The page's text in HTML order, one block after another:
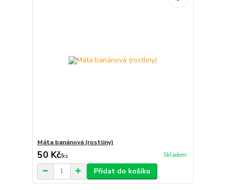
Máta banánová (rostliny)
50 Kč/ks Skladem
Přidat do košíku